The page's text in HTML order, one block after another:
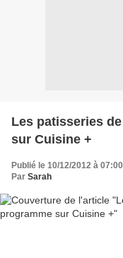
Les patisseries
sur Cuisine +
Publié le 10/12/2012 à 07:00
Par Sarah